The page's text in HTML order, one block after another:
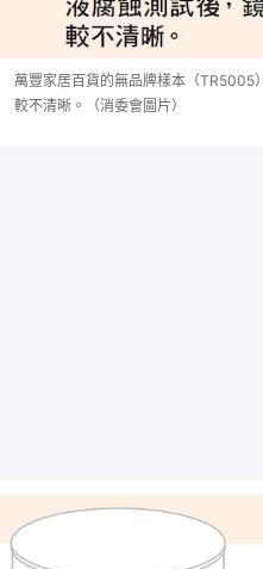
萬豐家居百貨的無品牌樣本（TR5005
較不清晰。（消委會圖片）